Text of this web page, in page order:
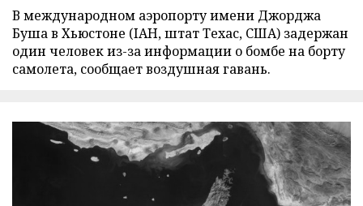
В международном аэропорту имени Джорджа
Буша в Хьюстоне (IAH, штат Техас, США) задержан
один человек из-за информации о бомбе на борту
самолета, сообщает воздушная гавань.